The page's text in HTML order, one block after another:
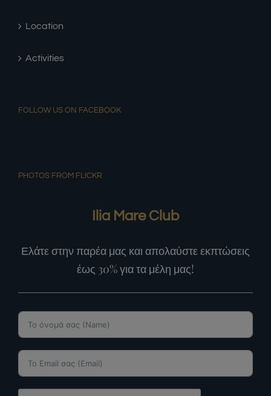
Location
Activities
FOLLOW US ON FACEBOOK
PHOTOS FROM FLICKR
Ilia Mare Club
Ελάτε στην παρέα μας και απολαύστε εκπτώσεις
έως 30% για τα μέλη μας!